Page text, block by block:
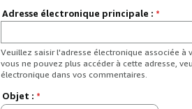
Adresse électronique principale : *
Veuillez saisir l'adresse électronique associée à
vous ne pouvez plus accéder à cette adresse,
électronique dans vos commentaires.
Objet : *